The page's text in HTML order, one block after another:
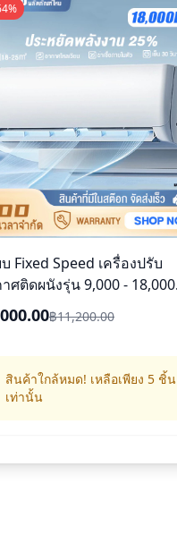
Fixed Speed เครื่องปรับ
ศติดผนังรุ่น 9,000 - 18,000
_non-install ไม่รวมค่าติดตั้ง
0% นาน 10]
฿11,200.00
สินค้าใกล้หมด! เหลือเพียง 5 ชิ้น
เท่านั้น